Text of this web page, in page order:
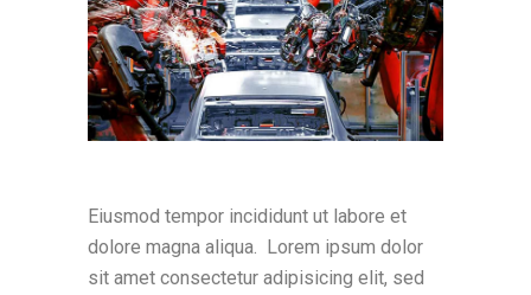
Eiusmod tempor incididunt ut labore et
dolore magna aliqua. Lorem ipsum dolor
sit amet consectetur adipisicing elit, sed